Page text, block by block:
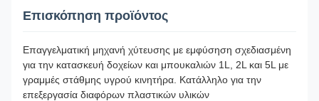
Επισκόπηση προϊόντος
Επαγγελματική μηχανή χύτευσης με εμφύσηση σχεδιασμένη
για την κατασκευή δοχείων και μπουκαλιών 1L, 2L και 5L με
γραμμές στάθμης υγρού κινητήρα. Κατάλληλο για την
επεξεργασία διαφόρων πλαστικών υλικών